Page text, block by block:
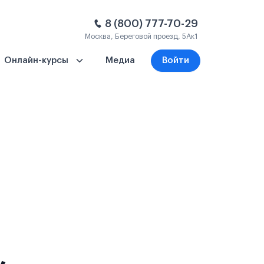
8 (800) 777-70-29
Москва, Береговой проезд, 5Ак1
Онлайн-курсы Медиа Войти